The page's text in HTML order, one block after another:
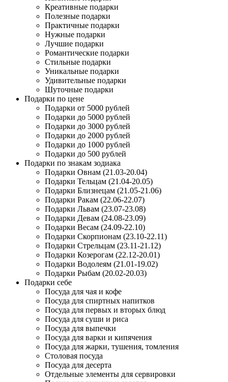
Креативные подарки
Полезные подарки
Практичные подарки
Нужные подарки
Лучшие подарки
Романтические подарки
Стильные подарки
Уникальные подарки
Удивительные подарки
Шуточные подарки
Подарки по цене
Подарки от 5000 рублей
Подарки до 5000 рублей
Подарки до 3000 рублей
Подарки до 2000 рублей
Подарки до 1000 рублей
Подарки до 500 рублей
Подарки по знакам зодиака
Подарки Овнам (21.03-20.04)
Подарки Тельцам (21.04-20.05)
Подарки Близнецам (21.05-21.06)
Подарки Ракам (22.06-22.07)
Подарки Львам (23.07-23.08)
Подарки Девам (24.08-23.09)
Подарки Весам (24.09-22.10)
Подарки Скорпионам (23.10-22.11)
Подарки Стрельцам (23.11-21.12)
Подарки Козерогам (22.12-20.01)
Подарки Водолеям (21.01-19.02)
Подарки Рыбам (20.02-20.03)
Подарки себе
Посуда для чая и кофе
Посуда для спиртных напитков
Посуда для первых и вторых блюд
Посуда для суши и риса
Посуда для выпечки
Посуда для варки и кипячения
Посуда для жарки, тушения, томления
Столовая посуда
Посуда для десерта
Отдельные элементы для сервировки